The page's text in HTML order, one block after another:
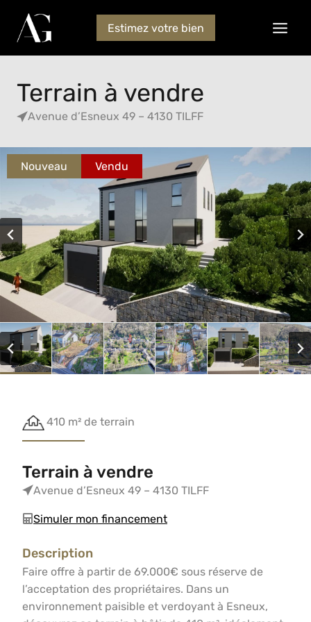
Estimez votre bien
Terrain à vendre
Avenue d’Esneux 49 – 4130 TILFF
Nouveau Vendu
410 m² de terrain
Terrain à vendre
Avenue d’Esneux 49 – 4130 TILFF
Simuler mon financement
Description
Faire offre à partir de 69.000€ sous réserve de
Faire offre à partir de 69.000€ sous réserve de
l’acceptation des propriétaires. Dans un
environnement paisible et verdoyant à Esneux,